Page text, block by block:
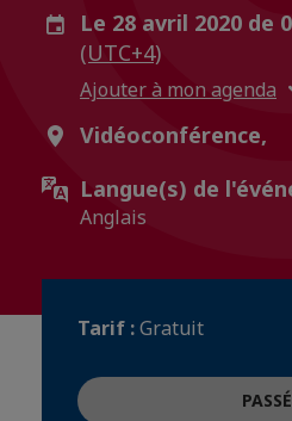
Le 28 avril 2020 de
(UTC+4)
Ajouter à mon agenda
Vidéoconférence,
Langue(s) de
Anglais
Tarif :Gratuit
PASSÉ